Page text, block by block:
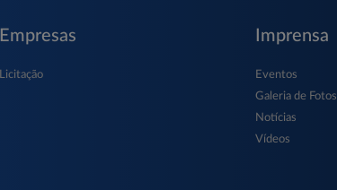
Empresas
Licitação
Imprensa
Eventos
Galeria de Fotos
Notícias
Vídeos